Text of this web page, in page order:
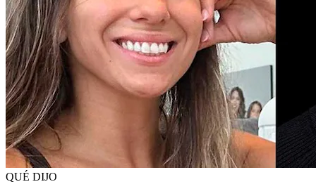
QUÉ DIJO